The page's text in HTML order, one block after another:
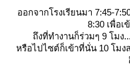
ออกจากโรงเรียนมา 7:45-
8:30 เพื่อเ
ถึงที่ทำงานก็ร่วมๆ 9 โมง
หรือไปไซต์ก็เข้าที่นั่น 10 โมง